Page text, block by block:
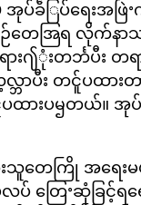
အုပ်ခဵြပ်ရေးအ
ဉာဉ်တေအြရ လို
းတင်္ဘပီး တရာ
ပီး တင်ူပထားတ
ားပၝတယ်။ အု
သူတေကြို အရေးမ
တြေႚဆုံခြင့်ရရ